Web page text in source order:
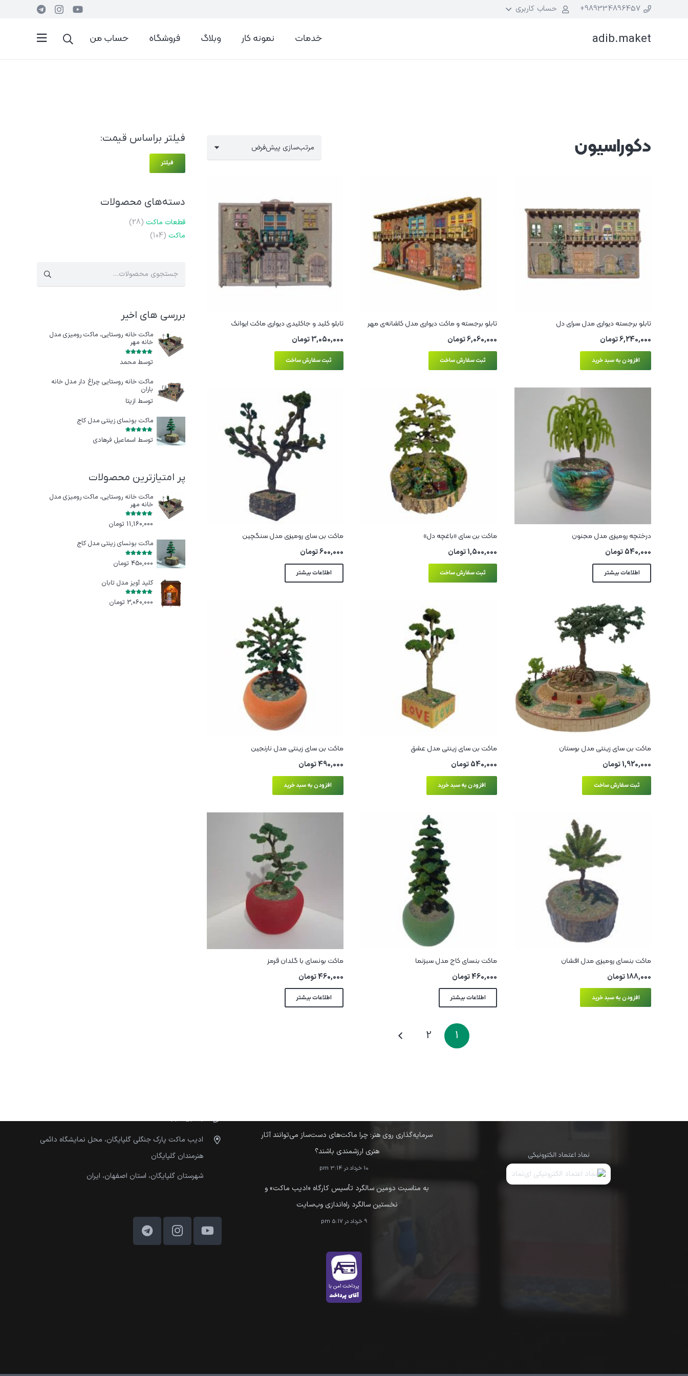
989334896457+ حساب کاربری
adib.maket خدمات نمونه کار وبلاگ فروشگاه حساب من
دکوراسیون
تابلو برجسته دیواری مدل سرای دل
6,240,000تومان
افزودن به سبد خرید
تابلو برجسته و ماکت دیواری مدل کاشانه‌ی مهر
6,060,000تومان
ثبت سفارش ساخت
تابلو کلید و جاکلیدی دیواری ماکت ایوانک
3,050,000تومان
ثبت سفارش ساخت
درختچه رومیزی مدل مجنون
540,000تومان
اطلاعات بیشتر
ماکت بن سای «باغچه دل»
1,500,000تومان
ثبت سفارش ساخت
ماکت بن سای رومیزی مدل سنگچین
600,000تومان
اطلاعات بیشتر
ماکت بن سای زینتی مدل بوستان
1,920,000تومان
ثبت سفارش ساخت
ماکت بن سای زینتی مدل عشق
540,000تومان
افزودن به سبد خرید
ماکت بن سای زینتی مدل نارنجین
490,000 تومان
افزودن به سبد خرید
ماکت بنسای رومیزی مدل افشان
188,000تومان
افزودن به سبد خرید
ماکت بنسای کاج مدل سبزنما
460,000تومان
اطلاعات بیشتر
ماکت بونسای با گلدان قرمز
460,000 تومان
اطلاعات بیشتر
1
2
فیلتر براساس قیمت:
فیلتر
دسته‌های محصولات
قطعات ماکت (28)
ماکت (104)
جستجو
برای:
بررسی های اخیر
ماکت خانه روستایی، ماکت رومیزی مدل
خانه مهر
توسط محمد
ماکت خانه روستایی چراغ‌ دار مدل خانه
باران
توسط ازيتا
ماکت بونسای زینتی مدل کاج
امتیاز
توسط اسماعیل فرهادی
پر امتیازترین محصولات
ماکت خانه روستایی، ماکت رومیزی مدل
خانه مهر
11,160,000 تومان
ماکت بونسای زینتی مدل کاج
امتیاز
450,000 تومان
کلید آویز مدل تابان
امتیاز
3,060,000 تومان
نماد اعتماد الکترونیکی
سرمایه‌گذاری روی هنر: چرا ماکت‌های دست‌ساز می‌توانند آثار
هنری ارزشمندی باشند؟
10 خرداد در 3:14 pm
به مناسبت دومین سالگرد تأسیس کارگاه «ادیب ماکت» و
نخستین سالگرد راه‌اندازی وب‌سایت
9 خرداد در 5:17 pm
09226054001
ادیب ماکت پارک جنگلی گلپایگان، محل نمایشگاه دائمی
هنرمندان گلپایگان
شهرستان گلپایگان، استان اصفهان، ایران